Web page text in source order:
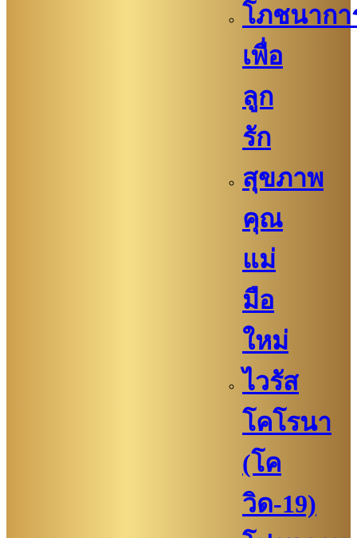
โภชนากา
เพื่อ
ลูก
รัก
สุขภาพ
คุณ
แม่
มือ
ใหม่
ไวรัส
โคโรนา
(โค
วิด-19)